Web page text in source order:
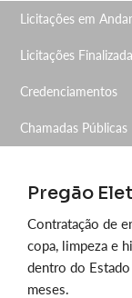
Licitações em
Licitações
Credenciamentos
Chamadas Públicas
Pregão
Contratação de
copa, limpeza e
dentro do
meses.